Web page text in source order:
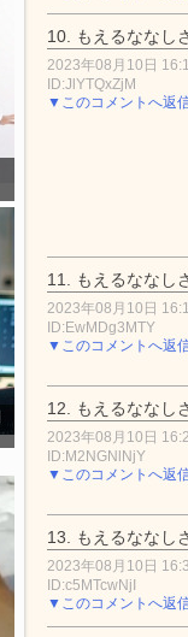
10. もえるななし
2023年08月10日
ID:JlYTQxZjM
▼このコメントへ返
11. もえるななし
2023年08月10日
ID:EwMDg3MTY
▼このコメントへ返
12. もえるななし
2023年08月10日
ID:M2NGNlNjY
▼このコメントへ返
13. もえるななし
2023年08月10日
ID:c5MTcwNjI
▼このコメントへ返